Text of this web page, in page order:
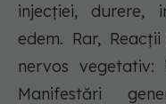
injecţiei, durere,
edem. Rar,
nervos vegetativ:
Manifestări